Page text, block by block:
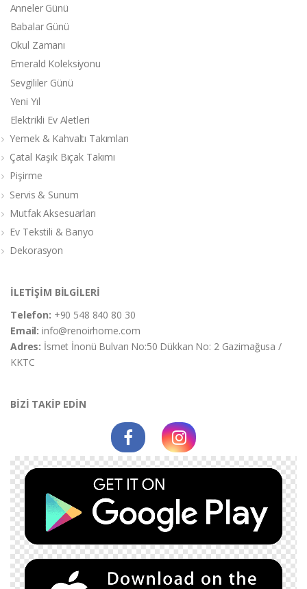
Anneler Günü
Babalar Günü
Okul Zamanı
Emerald Koleksiyonu
Sevgililer Günü
Yeni Yıl
Elektrikli Ev Aletleri
Yemek & Kahvaltı Takımları
Çatal Kaşık Bıçak Takımı
Pişirme
Servis & Sunum
Mutfak Aksesuarları
Ev Tekstili & Banyo
Dekorasyon
İLETİŞİM BİLGİLERİ
Telefon: +90 548 840 80 30
Email:info@renoirhome.com
Adres: İsmet İnonü Bulvarı No:50 Dükkan No: 2 Gazimağusa /
KKTC
BİZİ TAKİP EDİN